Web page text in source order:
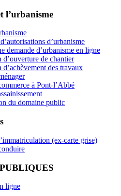
l’urbanisme
d’urbanisme
demande d’urbanisme en ligne
d’ouverture de chantier
des travaux
à Pont-l’Abbé
du domaine public
(ex-carte grise)
ligne